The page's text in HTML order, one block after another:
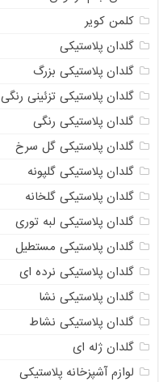
کلمن کویر
گلدان پلاستیکی
گلدان پلاستیکی بزرگ
گلدان پلاستیکی تزئینی رنگی
گلدان پلاستیکی رنگی
گلدان پلاستیکی گل سرخ
گلدان پلاستیکی گلپونه
گلدان پلاستیکی گلخانه
گلدان پلاستیکی لبه توری
گلدان پلاستیکی مستطیل
گلدان پلاستیکی نرده ای
گلدان پلاستیکی نشا
گلدان پلاستیکی نشاط
گلدان ژله ای
لوازم آشپزخانه پلاستیکی